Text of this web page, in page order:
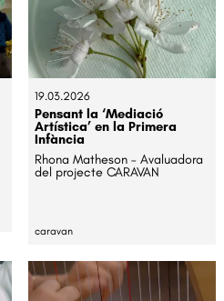
19.03.2026
Pensant la ‘Mediació
Artística’ en la Primera
Infància
Rhona Matheson – Avaluadora
del projecte CARAVAN
caravan